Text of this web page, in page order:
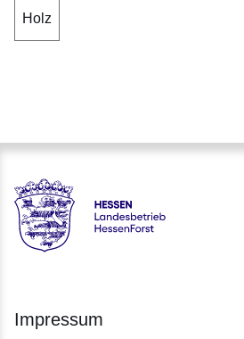
Holz
Hessen - Landesbetrieb HessenForst
Impressum